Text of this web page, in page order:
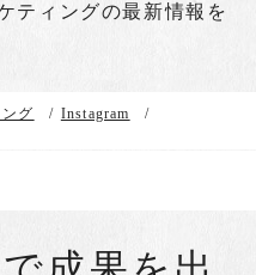
ティングの最新情報を
グ / Instagram
/